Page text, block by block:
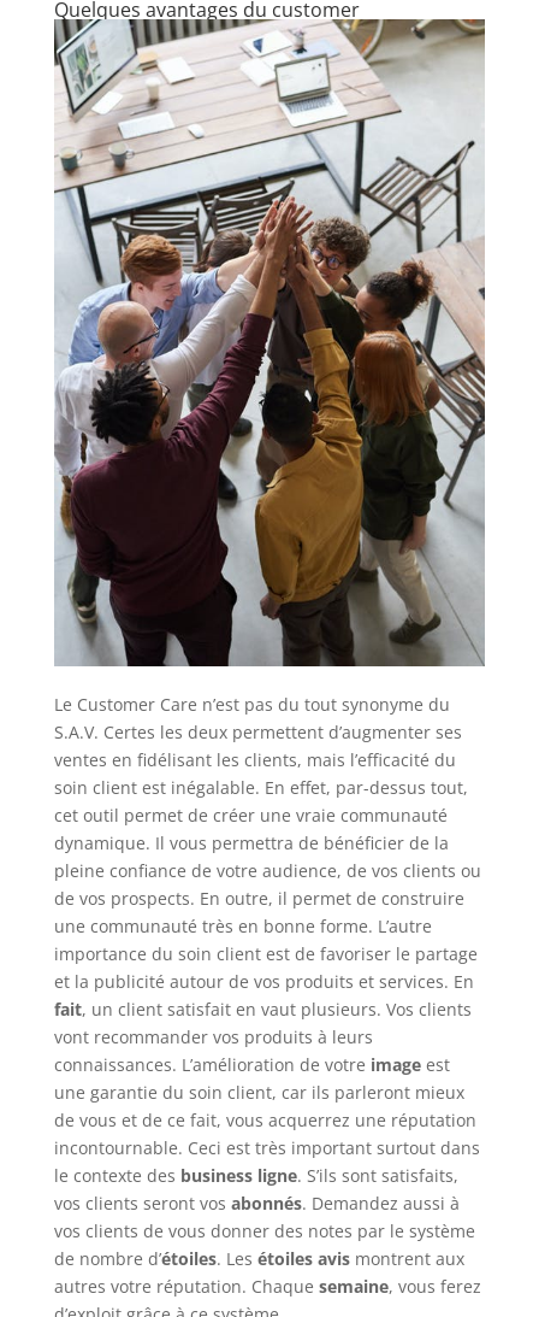
Quelques avantages du customer
Le Customer Care n’est pas du tout synonyme du
S.A.V. Certes les deux permettent d’augmenter ses
ventes en fidélisant les clients, mais l’efficacité du
soin client est inégalable. En effet, par-dessus tout,
cet outil permet de créer une vraie communauté
dynamique. Il vous permettra de bénéficier de la
pleine confiance de votre audience, de vos clients ou
de vos prospects. En outre, il permet de construire
une communauté très en bonne forme. L’autre
importance du soin client est de favoriser le partage
et la publicité autour de vos produits et services. En
fait, un client satisfait en vaut plusieurs. Vos clients
vont recommander vos produits à leurs
connaissances. L’amélioration de votre imageest
une garantie du soin client, car ils parleront mieux
de vous et de ce fait, vous acquerrez une réputation
incontournable. Ceci est très important surtout dans
le contexte des business ligne. S’ils sont satisfaits,
vos clients seront vos abonnés. Demandez aussi à
vos clients de vous donner des notes par le système
de nombre d’étoiles. Les étoiles avismontrent aux
autres votre réputation. Chaque semaine, vous ferez